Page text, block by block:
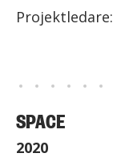
SPACE
2020